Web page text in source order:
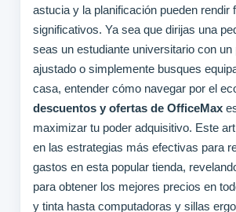
astucia y la planificación pueden rendir
significativos. Ya sea que dirijas una
seas un estudiante universitario con un
ajustado o simplemente busques
casa, entender cómo navegar por el
descuentos y ofertas de OfficeMax
maximizar tu poder adquisitivo. Este
en las estrategias más efectivas para
gastos en esta popular tienda,
para obtener los mejores precios en
y tinta hasta computadoras y sillas